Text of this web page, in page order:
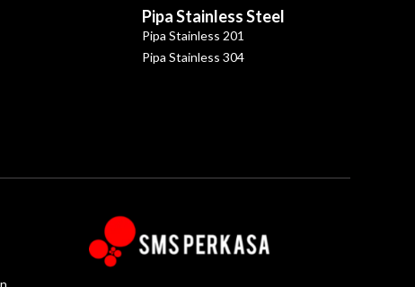
Pipa Stainless Steel
Pipa Stainless 201
Pipa Stainless 304